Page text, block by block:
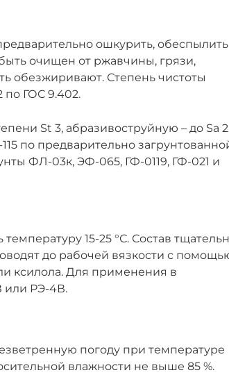
ошкурить,
очищен от ржавчины, грязи,
обезжиривают. Степень чистоты
по ГОС 9.402.
St 3, абразивоструйную – до Sa 2
по предварительно
ФЛ-03к, ЭФ-065, ГФ-0119, ГФ-021 и
15-25 °С. Состав
до рабочей вязкости с
ксилола. Для применения в
или РЭ-4В.
погоду при температуре
влажности не выше 85 %.